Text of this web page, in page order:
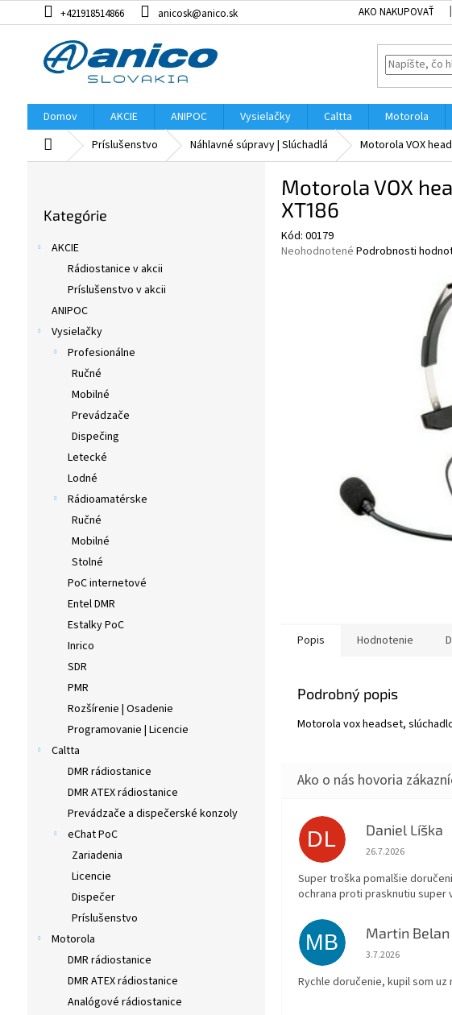
na
+421918514866 anicosk@anico.sk AKO NAKUPOVAŤ
Domov AKCIE ANIPOC Vysielačky Caltta Motorola
DomovPríslušenstvo Náhlavné súpravy | Slúchadlá Motorola VOX
kategórie
Kategórie
AKCIE
Rádiostanice v akcii
Príslušenstvo v akcii
ANIPOC
Vysielačky
Profesionálne
Ručné
Mobilné
Prevádzače
Dispečing
Letecké
Lodné
Rádioamatérske
Ručné
Mobilné
Stolné
PoC internetové
Entel DMR
Estalky PoC
Inrico
SDR
PMR
Rozšírenie | Osadenie
Programovanie | Licencie
Caltta
DMR rádiostanice
DMR ATEX rádiostanice
Prevádzače a dispečerské konzoly
eChat PoC
Zariadenia
Licencie
Dispečer
Príslušenstvo
Motorola
DMR rádiostanice
DMR ATEX rádiostanice
Analógové rádiostanice
Motorola VOX
XT186
Kód: 00179
Priemerné
Neohodnotené Podrobnosti
Popis Hodnotenie
Podrobný popis
Motorola vox headset,
DL Daniel Líška
Hodnotenie
26.7.2026
Super troška pomalšie
ochrana proti prasknutiu super
MB Martin Belan
Hodnotenie
3.7.2026
Rychle doručenie, kupil som